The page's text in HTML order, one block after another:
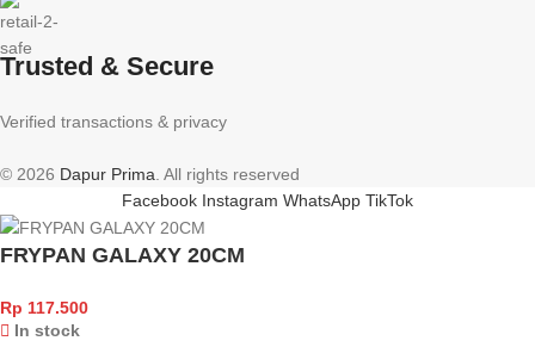
Trusted & Secure
Verified transactions & privacy
© 2026 Dapur Prima . All rights reserved
Facebook Instagram WhatsApp TikTok
FRYPAN GALAXY 20CM
Rp 117.500
In stock